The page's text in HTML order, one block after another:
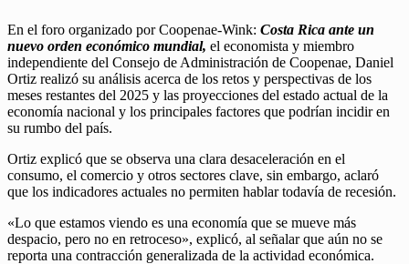
En el foro organizado por Coopenae-Wink: Costa Rica ante un
nuevo orden económico mundial, el economista y miembro
independiente del Consejo de Administración de Coopenae, Daniel
Ortiz realizó su análisis acerca de los retos y perspectivas de los
meses restantes del 2025 y las proyecciones del estado actual de la
economía nacional y los principales factores que podrían incidir en
su rumbo del país.
Ortiz explicó que se observa una clara desaceleración en el
consumo, el comercio y otros sectores clave, sin embargo, aclaró
que los indicadores actuales no permiten hablar todavía de recesión.
«Lo que estamos viendo es una economía que se mueve más
despacio, pero no en retroceso», explicó, al señalar que aún no se
reporta una contracción generalizada de la actividad económica.